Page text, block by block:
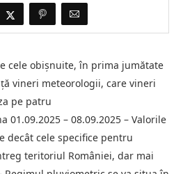
cele obişnuite, în prima jumătate
vineri meteorologii, care vineri
pe patru
01.09.2025 – 08.09.2025 – Valorile
decât cele specifice pentru
teritoriul României, dar mai